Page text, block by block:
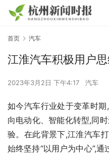
首页 汽车
江淮汽车积极用户
2023年3月2日 下午4:17 汽车
如今汽车行业处于变革时
向电动化、智能化转型,同
验。在此背景下,江淮汽车
始终坚持“以用户为中心”,